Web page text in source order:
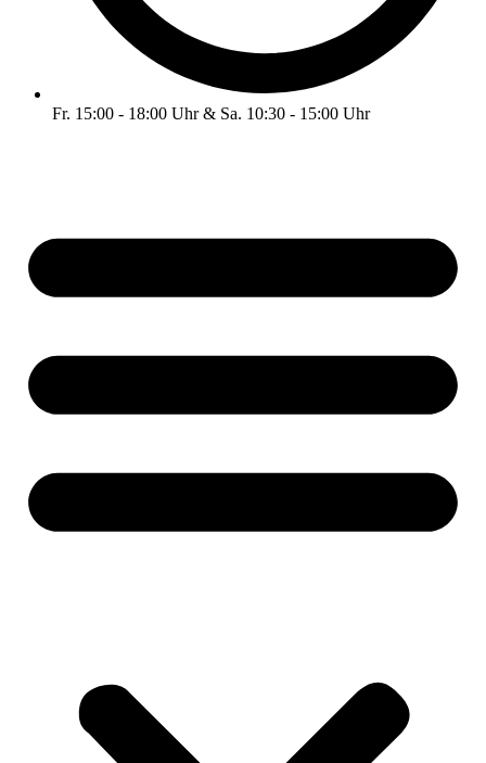
Fr. 15:00 - 18:00 Uhr & Sa. 10:30 - 15:00 Uhr